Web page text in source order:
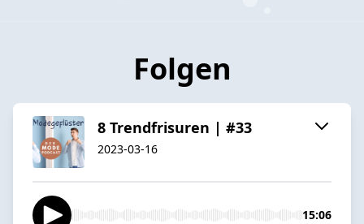
Folgen
8 Trendfrisuren | #33
2023-03-16
15:06